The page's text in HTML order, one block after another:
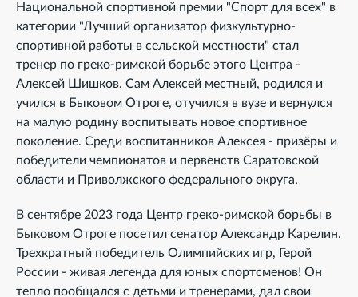
Национальной спортивной премии "Спорт для всех" в
категории "Лучший организатор физкультурно-
спортивной работы в сельской местности" стал
тренер по греко-римской борьбе этого Центра -
Алексей Шишков. Сам Алексей местный, родился и
учился в Быковом Отроге, отучился в вузе и вернулся
на малую родину воспитывать новое спортивное
поколение. Среди воспитанников Алексея - призёры и
победители чемпионатов и первенств Саратовской
области и Приволжского федерального округа.
В сентябре 2023 года Центр греко-римской борьбы в
Быковом Отроге посетил сенатор Александр Карелин.
Трехкратный победитель Олимпийских игр, Герой
России - живая легенда для юных спортсменов! Он
тепло пообщался с детьми и тренерами, дал свои